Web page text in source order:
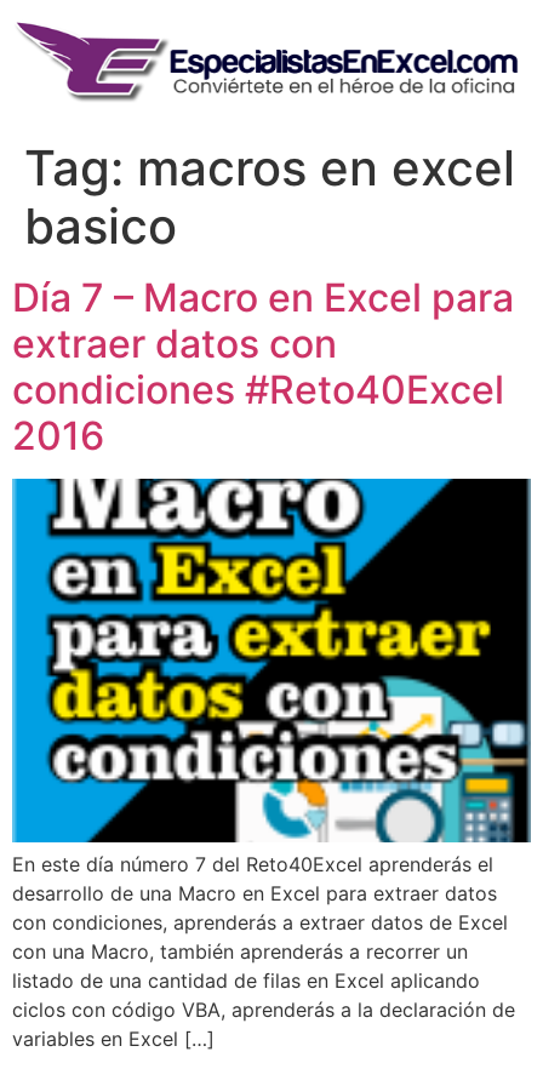
content
Tag: macros en excel
basico
Día 7 – Macro en Excel para
extraer datos con
condiciones #Reto40Excel
2016
En este día número 7 del Reto40Excel aprenderás el
desarrollo de una Macro en Excel para extraer datos
con condiciones, aprenderás a extraer datos de Excel
con una Macro, también aprenderás a recorrer un
listado de una cantidad de filas en Excel aplicando
ciclos con código VBA, aprenderás a la declaración de
variables en Excel […]